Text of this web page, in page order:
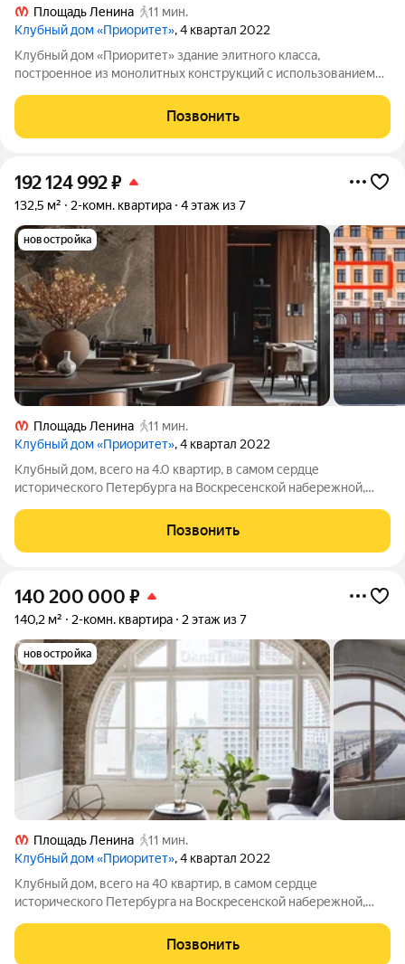
Площадь Ленина
11 мин.
Клубный дом «Приоритет», 4 квартал 2022
Клубный дом «Приоритет» здание элитного класса,
построенное из монолитных конструкций с использованием
надземных и 2 подземных этажа, всего один корпус и 40
квартир. Отделка пока подготовлена под
Позвонить
192 124 992₽
132,5 м² 2-комн. квартира 4 этаж из 7
новостройка
Площадь Ленина
11 мин.
Клубный дом «Приоритет», 4 квартал 2022
Клубный дом, всего на 4.0 квартир, в самом сердце
исторического Петербурга на Воскресенской набережной,
открывает великолепный вид на акваторию Невы и
петербургские мосты. В районе современной
Позвонить
140 200 000 ₽
140,2 м² 2-комн. квартира 2 этаж из 7
новостройка
Площадь Ленина
11 мин.
Клубный дом «Приоритет», 4 квартал 2022
Клубный дом, всего на 40 квартир, в самом сердце
исторического Петербурга на Воскресенской набережной,
открывает великолепный вид на акваторию Невы и
петербургские мосты. Высокие потолки 3,3 м,
Позвонить